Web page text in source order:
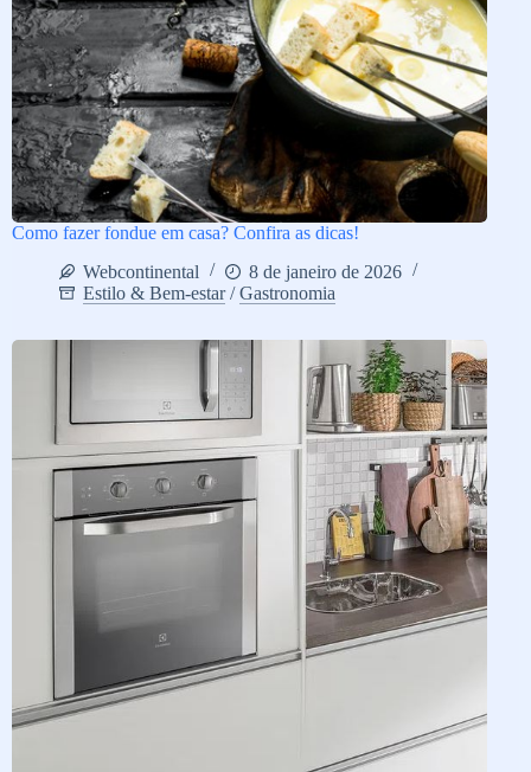
Como fazer fondue em casa? Confira as dicas!
Webcontinental
8 de janeiro de 2026
Estilo & Bem-estar/Gastronomia